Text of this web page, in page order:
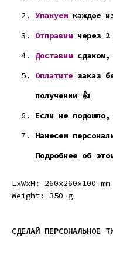
Упакуем каждое
Отправим через
Доставим
Оплатите заказ
получении 👍
Если не
Нанесем
Подробнее об
LxWxH: 260x260x100 mm
Weight: 350 g
СДЕЛАЙ ПЕРСОНАЛЬНОЕ